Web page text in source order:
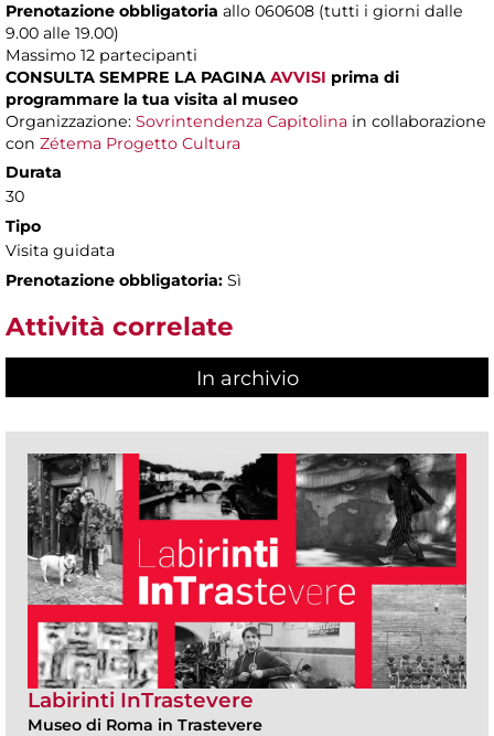
Prenotazione obbligatoria allo 060608 (tutti i giorni dalle
9.00 alle 19.00)
Massimo 12 partecipanti
CONSULTA SEMPRE LA PAGINA AVVISI prima di
programmare la tua visita al museo
Organizzazione: Sovrintendenza Capitolina in collaborazione
con Zétema Progetto Cultura
Durata
30
Tipo
Visita guidata
Prenotazione obbligatoria: Sì
Attività correlate
In archivio
Labirinti InTrastevere
Museo di Roma in Trastevere